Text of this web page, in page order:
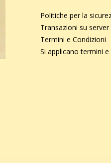
Politiche per la
Transazioni su
Termini e Condizioni
Si applicano termini